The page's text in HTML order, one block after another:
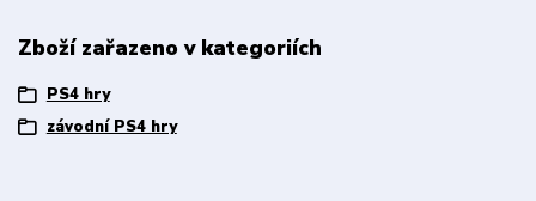
Zboží zařazeno v kategoriích
PS4 hry
závodní PS4 hry